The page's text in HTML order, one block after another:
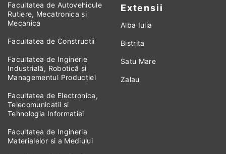
Facultatea de Autovehicule
Rutiere, Mecatronica si
Mecanica
Facultatea de Constructii
Facultatea de Inginerie
Industrială, Robotică și
Managementul Producției
Facultatea de Electronica,
Telecomunicatii si
Tehnologia Informatiei
Facultatea de Ingineria
Materialelor si a Mediului
Extensii
Alba Iulia
Bistrita
Satu Mare
Zalau